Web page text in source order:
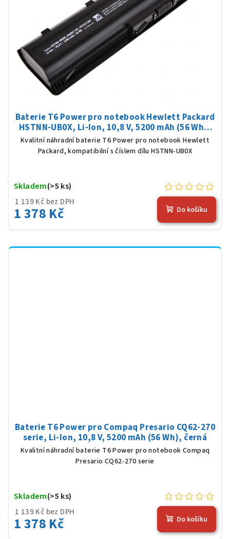
Baterie T6 Power pro notebook Hewlett Packard
HSTNN-UB0X, Li-Ion, 10,8 V, 5200 mAh (56 Wh),
černá
Kvalitní náhradní baterie T6 Power pro notebook Hewlett
Packard, kompatibilní s číslem dílu HSTNN-UB0X
1 139 Kč bez DPH
1 378 Kč
Skladem(>5 ks)
Do košíku
Baterie T6 Power pro Compaq Presario CQ62-270
serie, Li-Ion, 10,8 V, 5200 mAh (56 Wh), černá
Kvalitní náhradní baterie T6 Power pro notebook Compaq
Presario CQ62-270 serie
1 139 Kč bez DPH
1 378 Kč
Skladem(>5 ks)
Do košíku